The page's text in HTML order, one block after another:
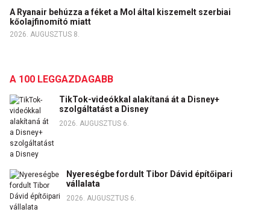
A Ryanair behúzza a féket a Mol által kiszemelt szerbiai
kőolajfinomító miatt
2026. AUGUSZTUS 8.
A 100 LEGGAZDAGABB
TikTok-videókkal alakítaná át a Disney+
szolgáltatást a Disney
2026. AUGUSZTUS 6.
Nyereségbe fordult Tibor Dávid építőipari
vállalata
2026. AUGUSZTUS 6.